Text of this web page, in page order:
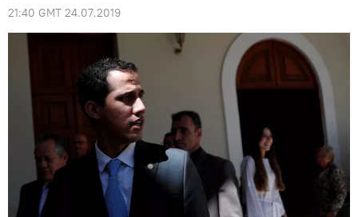
21:40 GMT 24.07.2019